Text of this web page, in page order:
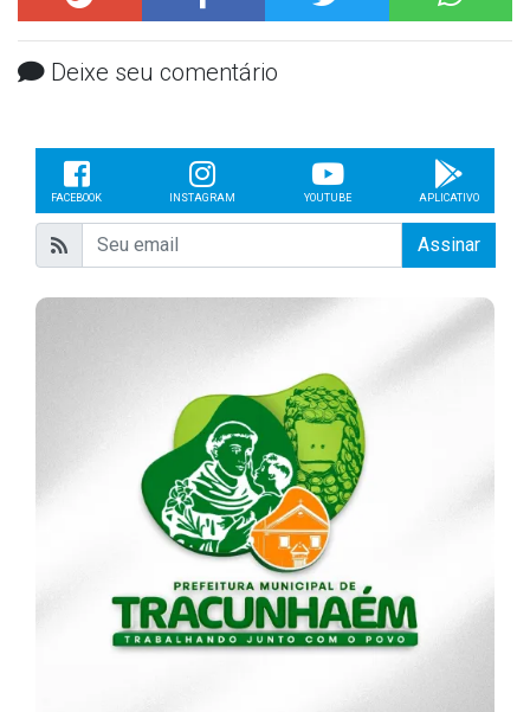
Deixe seu comentário
FACEBOOK INSTAGRAM YOUTUBE APLICATIVO
Assinar